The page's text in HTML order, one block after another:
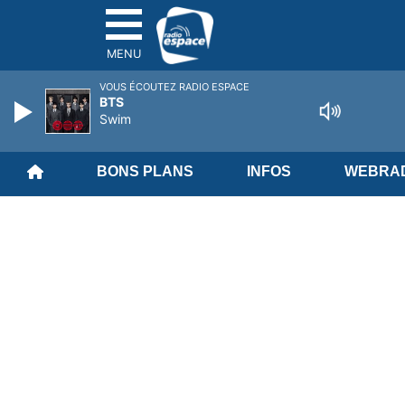
MENU
BONS PLANS INFOS
VOUS ÉCOUTEZ RADIO ESPACE
BTS
Swim